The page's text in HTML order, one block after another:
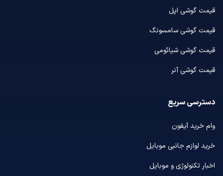
قیمت گوشی اپل
قیمت گوشی سامسونگ
قیمت گوشی شیائومی
قیمت گوشی آنر
دسترسی سریع
وام خرید آیفون
خرید لوازم جانبی موبایل
اخبار تکنولوژی و موبایل